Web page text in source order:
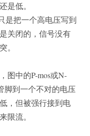
是低。
是把一个高电压写到
关闭的，信号没有
。
图中的P-mos或N-
脚到一个不对的电压
，但被强行接到电
限流。